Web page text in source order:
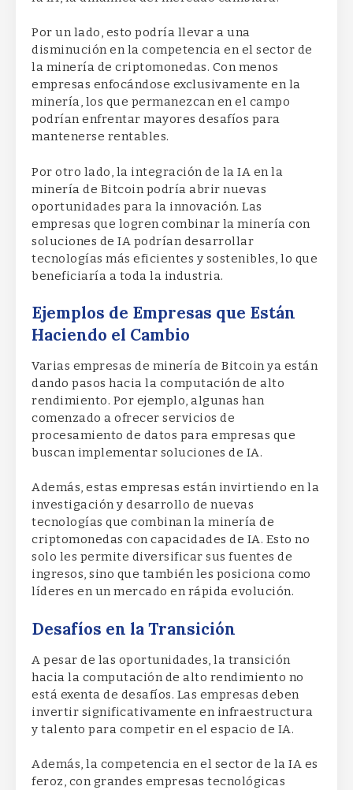
Por un lado, esto podría llevar a una
disminución en la competencia en el sector de
la minería de criptomonedas. Con menos
empresas enfocándose exclusivamente en la
minería, los que permanezcan en el campo
podrían enfrentar mayores desafíos para
mantenerse rentables.
Por otro lado, la integración de la IA en la
minería de Bitcoin podría abrir nuevas
oportunidades para la innovación. Las
empresas que logren combinar la minería con
soluciones de IA podrían desarrollar
tecnologías más eficientes y sostenibles, lo que
beneficiaría a toda la industria.
Ejemplos de Empresas que Están
Haciendo el Cambio
Varias empresas de minería de Bitcoin ya están
dando pasos hacia la computación de alto
rendimiento. Por ejemplo, algunas han
comenzado a ofrecer servicios de
procesamiento de datos para empresas que
buscan implementar soluciones de IA.
Además, estas empresas están invirtiendo en la
investigación y desarrollo de nuevas
tecnologías que combinan la minería de
criptomonedas con capacidades de IA. Esto no
solo les permite diversificar sus fuentes de
ingresos, sino que también les posiciona como
líderes en un mercado en rápida evolución.
Desafíos en la Transición
A pesar de las oportunidades, la transición
hacia la computación de alto rendimiento no
está exenta de desafíos. Las empresas deben
invertir significativamente en infraestructura
y talento para competir en el espacio de IA.
Además, la competencia en el sector de la IA es
feroz, con grandes empresas tecnológicas